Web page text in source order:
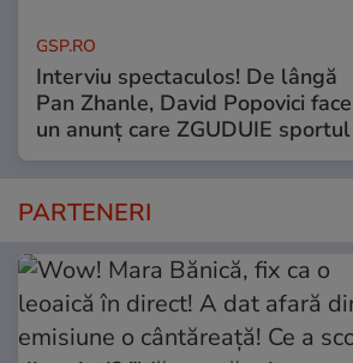
GSP.RO
Interviu spectaculos! De lângă
Pan Zhanle, David Popovici face
un anunț care ZGUDUIE sportul
PARTENERI